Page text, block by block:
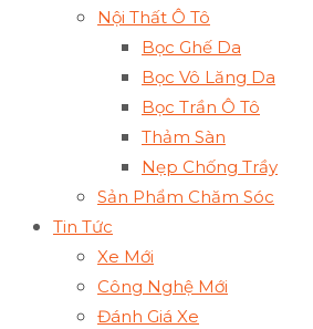
Nội Thất Ô Tô
Bọc Ghế Da
Bọc Vô Lăng Da
Bọc Trần Ô Tô
Thảm Sàn
Nẹp Chống Trầy
Sản Phẩm Chăm Sóc
Tin Tức
Xe Mới
Công Nghệ Mới
Đánh Giá Xe